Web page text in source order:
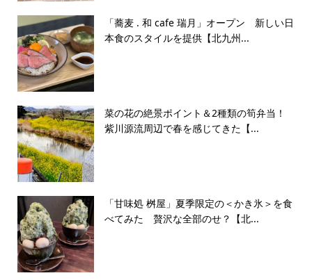
「蕎麦 . 和 cafe 瑞月」オープン 新しい日
本食のスタイルを提供【北九州...
菜の花の絶景ポイント＆2種類の筍弁当！
紫川源流周辺で春を感じてきた【...
「甘味処 桝屋」夏季限定の＜かき氷＞を食
べてみた 贅沢な全部のせ？【北...